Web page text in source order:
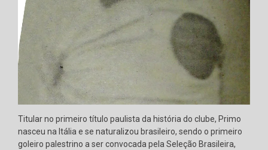
Titular no primeiro título paulista da história do clube, Primo
nasceu na Itália e se naturalizou brasileiro, sendo o primeiro
goleiro palestrino a ser convocada pela Seleção Brasileira,